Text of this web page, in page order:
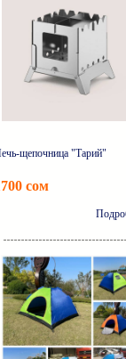
щепочница "Тарий"
сом